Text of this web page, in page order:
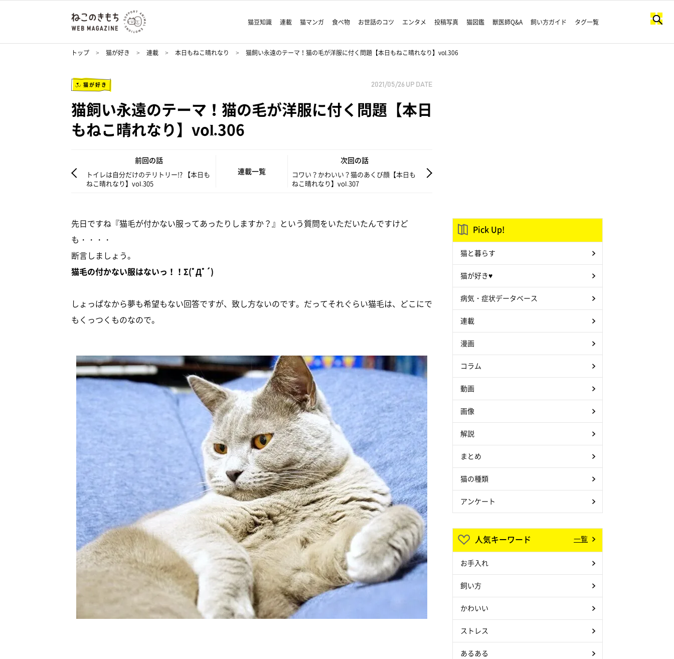
猫豆知識 連載 猫マンガ 食べ物 お世話のコツ エンタメ 投稿写真 猫図鑑 獣医師Q&A 飼い方ガイド タグ一覧
トップ 猫が好き 連載 本日もねこ晴れなり 猫飼い永遠のテーマ！猫の毛が洋服に付く問題【本日もねこ晴れなり】vol.306
猫が好き 2021/05/26 UP DATE
猫飼い永遠のテーマ！猫の毛が洋服に付く問題【本日
もねこ晴れなり】vol.306
前回の話
トイレは自分だけのテリトリー!? 【本日も
ねこ晴れなり】vol.305
連載一覧
次回の話
コワい？かわいい？猫のあくび顔【本日も
ねこ晴れなり】vol.307
先日ですね『猫毛が付かない服ってあったりしますか？』という質問をいただいたんですけど
も・・・・
断言しましょう。
猫毛の付かない服はないっ！！Σ(ﾟДﾟ´)
しょっぱなから夢も希望もない回答ですが、致し方ないのです。だってそれぐらい猫毛は、どこにで
もくっつくものなので。
Pick Up!
猫と暮らす
猫が好き♥
病気・症状データベース
連載
漫画
コラム
動画
画像
解説
まとめ
猫の種類
アンケート
人気キーワード 一覧
お手入れ
飼い方
かわいい
ストレス
あるある